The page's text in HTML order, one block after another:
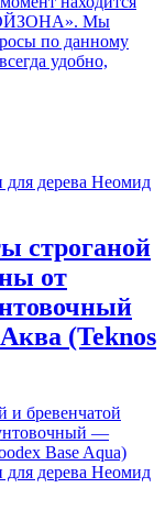
Мы
по данному
удобно,
для дерева Неомид
строганой
от
(Teknos
для дерева Неомид